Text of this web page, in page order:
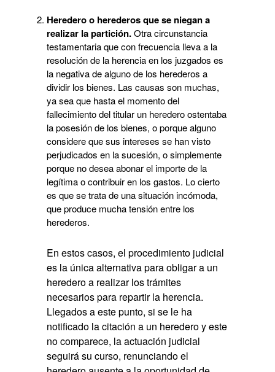
Heredero o herederos que se niegan a
realizar la partición.Otra circunstancia
testamentaria que con frecuencia lleva a la
resolución de la herencia en los juzgados es
la negativa de alguno de los herederos a
dividir los bienes. Las causas son muchas,
ya sea que hasta el momento del
fallecimiento del titular un heredero ostentaba
la posesión de los bienes, o porque alguno
considere que sus intereses se han visto
perjudicados en la sucesión, o simplemente
porque no desea abonar el importe de la
legítima o contribuir en los gastos. Lo cierto
es que se trata de una situación incómoda,
que produce mucha tensión entre los
herederos.
En estos casos, el procedimiento judicial
es la única alternativa para obligar a un
heredero a realizar los trámites
necesarios para repartir la herencia.
Llegados a este punto, si se le ha
notificado la citación a un heredero y este
no comparece, la actuación judicial
seguirá su curso, renunciando el